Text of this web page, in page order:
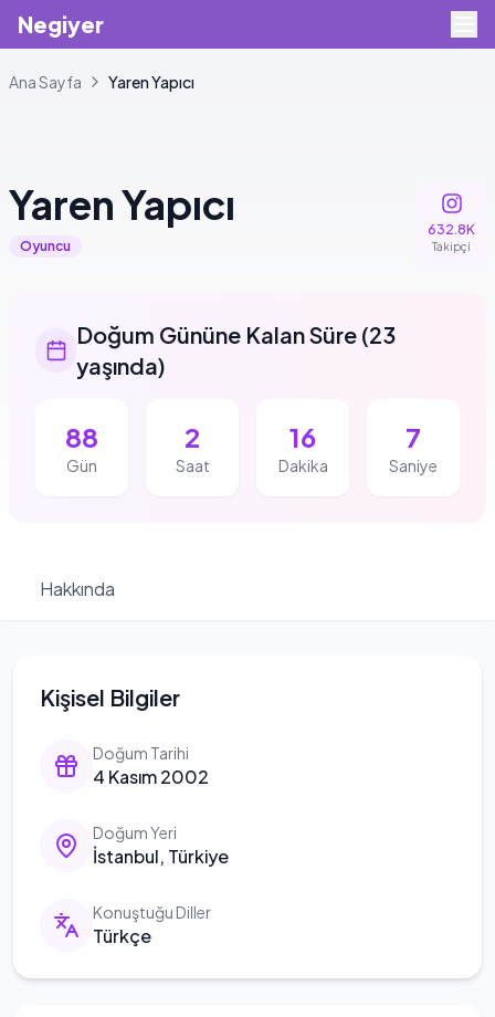
Negiyer
Ana Sayfa YarenYapıcı
YarenYapıcı
Oyuncu
632.8K
Takipçi
Doğum Gününe Kalan Süre (23
yaşında)
88
Gün
2
Saat
16
Dakika
6
Saniye
Hakkında
Kişisel Bilgiler
Doğum Tarihi
4 Kasım 2002
Doğum Yeri
İstanbul, Türkiye
Konuştuğu Diller
Türkçe